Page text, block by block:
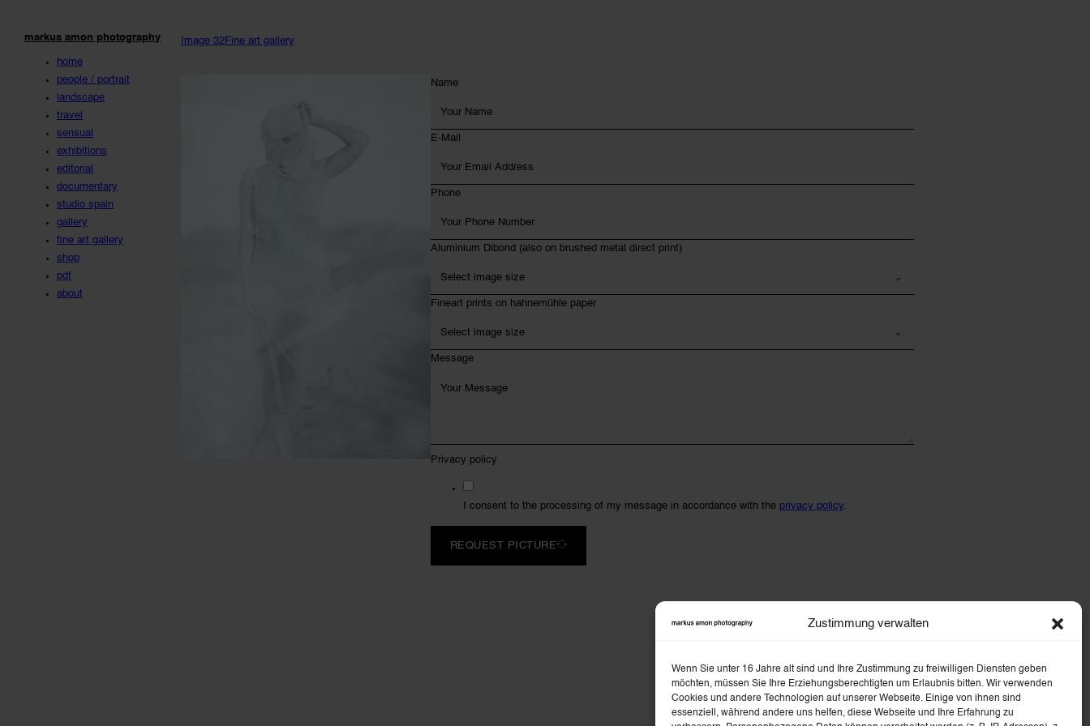
Zustimmung verwalten
Wenn Sie unter 16 Jahre alt sind und Ihre Zustimmung zu freiwilligen Diensten geben
möchten, müssen Sie Ihre Erziehungsberechtigten um Erlaubnis bitten. Wir verwenden
Cookies und andere Technologien auf unserer Webseite. Einige von ihnen sind
essenziell, während andere uns helfen, diese Webseite und Ihre Erfahrung zu
markus amon photography
home
people / portrait
landscape
travel
sensual
exhibitions
editorial
documentary
studio spain
gallery
fine art gallery
shop
pdf
about
Image 32Fine art gallery
Name
E-Mail
Phone
Aluminium Dibond (also on brushed metal direct print)
Fineart prints on hahnemühle paper
Message
Privacy policy
I consent to the processing of my message in accordance with the privacy policy.
REQUEST PICTURE